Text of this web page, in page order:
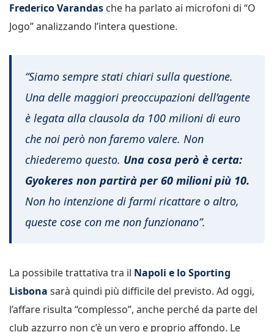
Frederico Varandas che ha parlato ai microfoni di “O
Jogo” analizzando l’intera questione.
“Siamo sempre stati chiari sulla questione.
Una delle maggiori preoccupazioni dell’agente
è legata alla clausola da 100 milioni di euro
che noi però non faremo valere. Non
chiederemo questo. Una cosa però è certa:
Gyokeres non partirà per 60 milioni più 10.
Non ho intenzione di farmi ricattare o altro,
queste cose con me non funzionano”.
La possibile trattativa tra il Napoli e lo Sporting
Lisbona sarà quindi più difficile del previsto. Ad oggi,
l’affare risulta “complesso”, anche perché da parte del
club azzurro non c’è un vero e proprio affondo. Le